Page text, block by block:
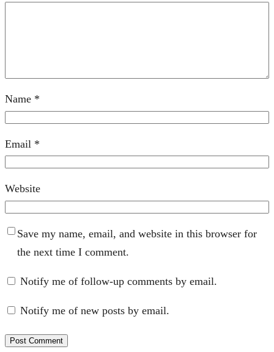
Name *
Email *
Website
Save my name, email, and website in this browser for
the next time I comment.
Notify me of follow-up comments by email.
Notify me of new posts by email.